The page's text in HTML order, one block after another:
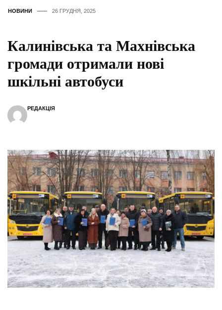
НОВИНИ 26 ГРУДНЯ, 2025
Калинівська та Махнівська
громади отримали нові
шкільні автобуси
РЕДАКЦІЯ